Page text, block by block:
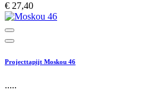
€ 27,40
Projecttapijt Moskou 46
.....